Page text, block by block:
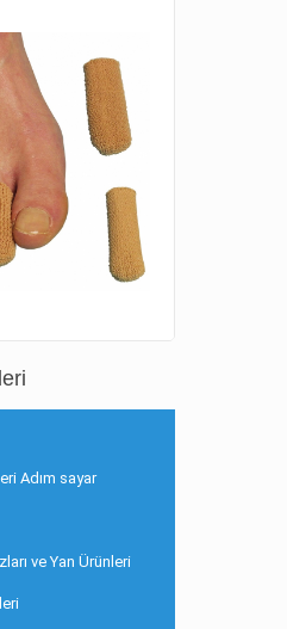
Adım sayar
ve Yan Ürünleri